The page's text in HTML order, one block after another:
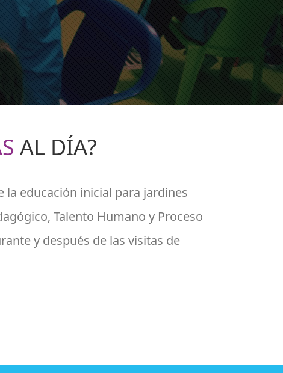
AL DÍA?
educación inicial para jardines
Talento Humano y Proceso
y después de las visitas de